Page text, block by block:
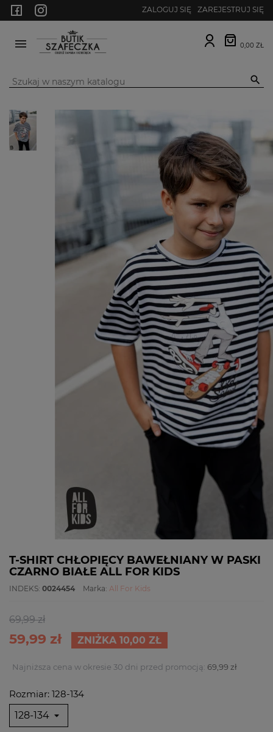
ZALOGUJ SIĘ ZAREJESTRUJ SIĘ

0,00 ZŁ
MENU
T-SHIRT CHŁOPIĘCY BAWEŁNIANY W PASKI
CZARNO BIAŁE ALL FOR KIDS
INDEKS: 0024454 Marka: All For Kids
69,99 zł
59,99 zł ZNIŻKA 10,00 ZŁ
Najniższa cena w okresie 30 dni przed promocją: 69,99 zł
Rozmiar: 128-134